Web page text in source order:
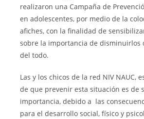
realizaron una Campaña de
en adolescentes, por medio de la
afiches, con la finalidad de
sobre la importancia de disminuirlos
del todo.
Las y los chicos de la red NIV NAUC,
de que prevenir esta situación es de
importancia, debido a las
para el desarrollo social, físico y